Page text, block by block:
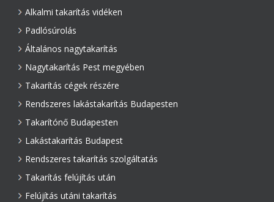
Alkalmi takarítás vidéken
Padlósúrolás
Általános nagytakarítás
Nagytakarítás Pest megyében
Takarítás cégek részére
Rendszeres lakástakarítás Budapesten
Takarítónő Budapesten
Lakástakarítás Budapest
Rendszeres takarítás szolgáltatás
Takarítás felújítás után
Felújítás utáni takarítás